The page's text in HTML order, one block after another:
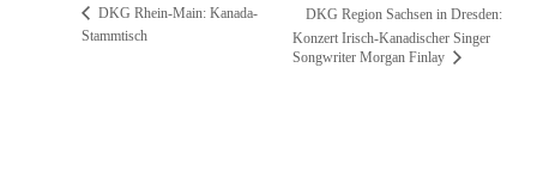
DKG Rhein-Main: Kanada-
Stammtisch
DKG Region Sachsen in Dresden:
Konzert Irisch-Kanadischer Singer
Songwriter Morgan Finlay